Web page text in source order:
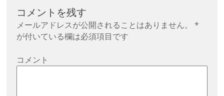
コメントを残す
メールアドレスが公開されることはありません。
*
が付いている欄は必須項目です
コメント